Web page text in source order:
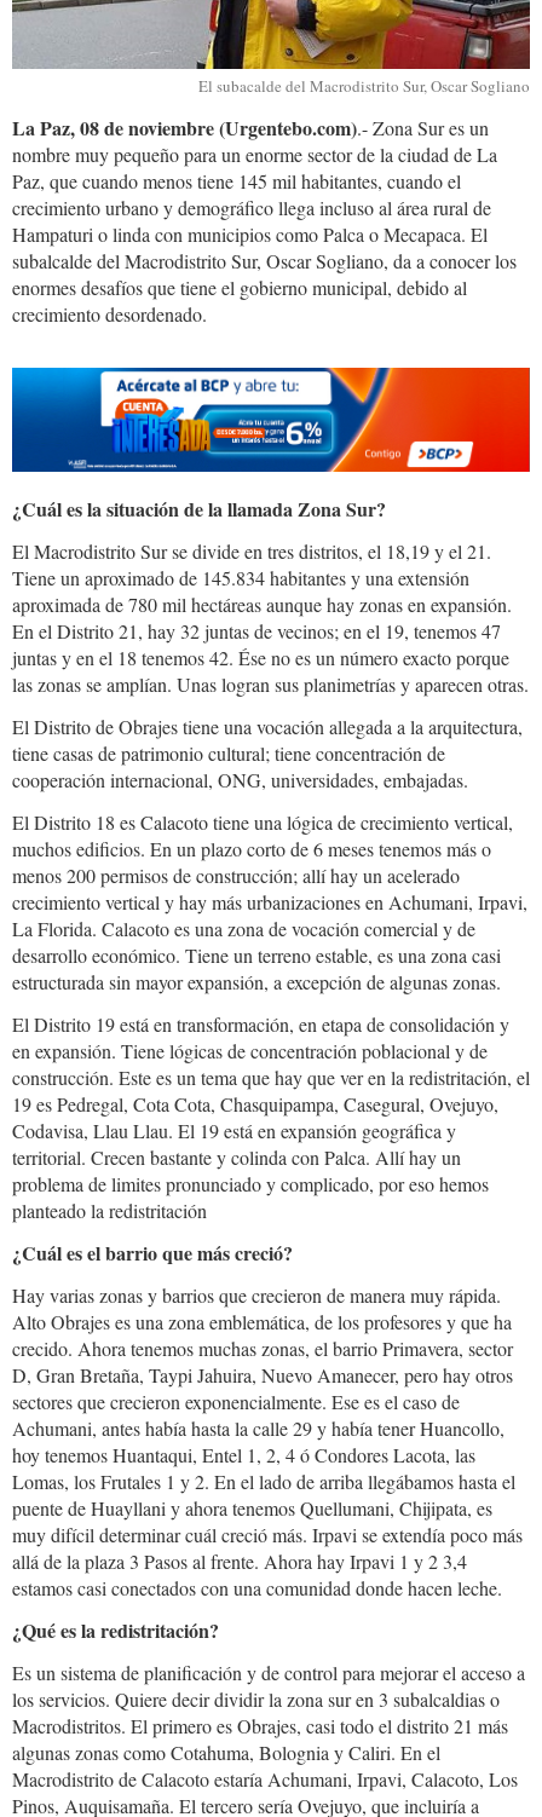
El subacalde del Macrodistrito Sur, Oscar Sogliano
La Paz, 08 de noviembre (Urgentebo.com).- Zona Sur es un
nombre muy pequeño para un enorme sector de la ciudad de La
Paz, que cuando menos tiene 145 mil habitantes, cuando el
crecimiento urbano y demográfico llega incluso al área rural de
Hampaturi o linda con municipios como Palca o Mecapaca. El
subalcalde del Macrodistrito Sur, Oscar Sogliano, da a conocer los
enormes desafíos que tiene el gobierno municipal, debido al
crecimiento desordenado.
¿Cuál es la situación de la llamada Zona Sur?
El Macrodistrito Sur se divide en tres distritos, el 18,19 y el 21.
Tiene un aproximado de 145.834 habitantes y una extensión
aproximada de 780 mil hectáreas aunque hay zonas en expansión.
En el Distrito 21, hay 32 juntas de vecinos; en el 19, tenemos 47
juntas y en el 18 tenemos 42. Ése no es un número exacto porque
las zonas se amplían. Unas logran sus planimetrías y aparecen otras.
El Distrito de Obrajes tiene una vocación allegada a la arquitectura,
tiene casas de patrimonio cultural; tiene concentración de
cooperación internacional, ONG, universidades, embajadas.
El Distrito 18 es Calacoto tiene una lógica de crecimiento vertical,
muchos edificios. En un plazo corto de 6 meses tenemos más o
menos 200 permisos de construcción; allí hay un acelerado
crecimiento vertical y hay más urbanizaciones en Achumani, Irpavi,
La Florida. Calacoto es una zona de vocación comercial y de
desarrollo económico. Tiene un terreno estable, es una zona casi
estructurada sin mayor expansión, a excepción de algunas zonas.
El Distrito 19 está en transformación, en etapa de consolidación y
en expansión. Tiene lógicas de concentración poblacional y de
construcción. Este es un tema que hay que ver en la redistritación, el
19 es Pedregal, Cota Cota, Chasquipampa, Casegural, Ovejuyo,
Codavisa, Llau Llau. El 19 está en expansión geográfica y
territorial. Crecen bastante y colinda con Palca. Allí hay un
problema de limites pronunciado y complicado, por eso hemos
planteado la redistritación
¿Cuál es el barrio que más creció?
Hay varias zonas y barrios que crecieron de manera muy rápida.
Alto Obrajes es una zona emblemática, de los profesores y que ha
crecido. Ahora tenemos muchas zonas, el barrio Primavera, sector
D, Gran Bretaña, Taypi Jahuira, Nuevo Amanecer, pero hay otros
sectores que crecieron exponencialmente. Ese es el caso de
Achumani, antes había hasta la calle 29 y había tener Huancollo,
hoy tenemos Huantaqui, Entel 1, 2, 4 ó Condores Lacota, las
Lomas, los Frutales 1 y 2. En el lado de arriba llegábamos hasta el
puente de Huayllani y ahora tenemos Quellumani, Chijipata, es
muy difícil determinar cuál creció más. Irpavi se extendía poco más
allá de la plaza 3 Pasos al frente. Ahora hay Irpavi 1 y 2 3,4
estamos casi conectados con una comunidad donde hacen leche.
¿Qué es la redistritación?
Es un sistema de planificación y de control para mejorar el acceso a
los servicios. Quiere decir dividir la zona sur en 3 subalcaldias o
Macrodistritos. El primero es Obrajes, casi todo el distrito 21 más
algunas zonas como Cotahuma, Bolognia y Caliri. En el
Macrodistrito de Calacoto estaría Achumani, Irpavi, Calacoto, Los
Pinos, Auquisamaña. El tercero sería Ovejuyo, que incluiría a